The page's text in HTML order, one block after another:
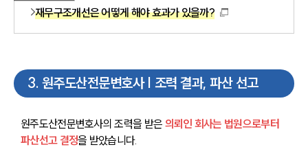
재무구조개선은 어떻게 해야 효과가 있을까?
3. 원주도산전문변호사 | 조력 결과, 파산 선고
원주도산전문변호사의 조력을 받은 의뢰인 회사는 법원으로부터
파산선고 결정을 받았습니다.